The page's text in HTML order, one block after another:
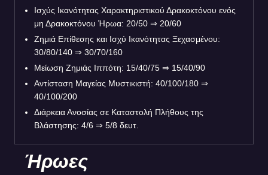
Ισχύς Ικανότητας Χαρακτηριστικού Δρακοκτόνου ενός
μη Δρακοκτόνου Ήρωα: 20/50 ⇒ 20/60
Ζημιά Επίθεσης και Ισχύ Ικανότητας Ξεχασμένου:
30/80/140 ⇒ 30/70/160
Μείωση Ζημιάς Ιππότη: 15/40/75 ⇒ 15/40/90
Αντίσταση Μαγείας Μυστικιστή: 40/100/180 ⇒
40/100/200
Διάρκεια Ανοσίας σε Καταστολή Πλήθους της
Βλάστησης: 4/6 ⇒ 5/8 δευτ.
Ήρωες